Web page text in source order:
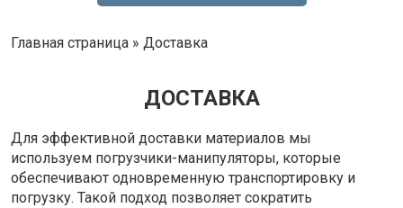
Главная страница » Доставка
ДОСТАВКА
Для эффективной доставки материалов мы
используем погрузчики-манипуляторы, которые
обеспечивают одновременную транспортировку и
погрузку. Такой подход позволяет сократить